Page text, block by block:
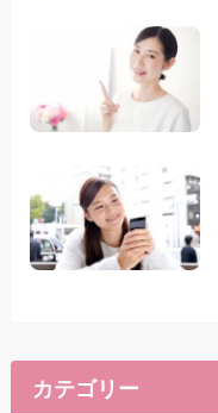
カテゴリー